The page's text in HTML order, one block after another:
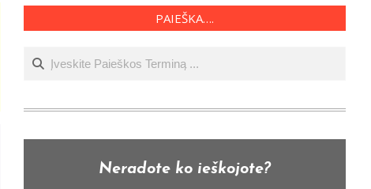
PAIEŠKA….
Ieškoti
Neradote ko ieškojote?